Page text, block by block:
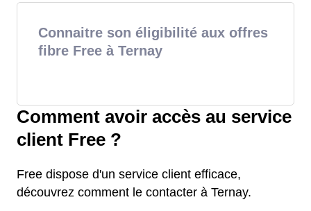
Connaitre son éligibilité aux offres
fibre Free à Ternay
Comment avoir accès au service
client Free ?
Free dispose d'un service client efficace,
découvrez comment le contacter à Ternay.